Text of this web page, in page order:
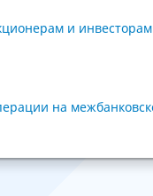
и инвесторам
на